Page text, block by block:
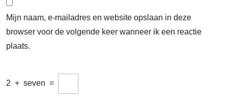
Mijn naam, e-mailadres en website opslaan in deze
browser voor de volgende keer wanneer ik een reactie
plaats.
2 + seven =